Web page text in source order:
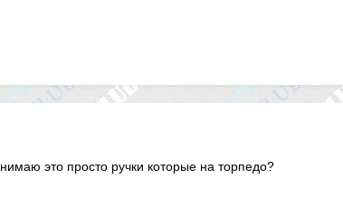
это просто ручки которые на торпедо?